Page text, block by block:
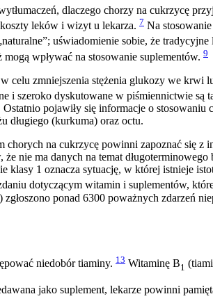
dlaczego chorzy na cukrzycę
leków i wizyt u lekarza. 7 Na
uświadomienie sobie, że
wpływać na stosowanie suplementów. 9
celu zmniejszenia stężenia glukozy we
i szeroko dyskutowane w piśmiennictwie są
Ostatnio pojawiły się informacje o
długiego (kurkuma) oraz octu.
chorych na cukrzycę powinni zapoznać się
że nie ma danych na temat
klasy 1 oznacza sytuację, w której istnieje
dotyczącym witamin i suplementów,
ponad 6300 poważnych zdarzeń
niedobór tiaminy. 13 Witaminę B1
jako suplement, lekarze powinni